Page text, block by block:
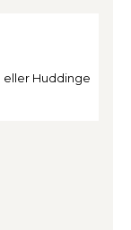
eller Huddinge